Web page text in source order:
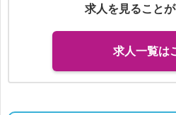
求人を見ることが
求人一覧は